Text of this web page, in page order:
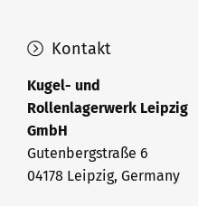
Kontakt
Kugel- und
Rollenlagerwerk Leipzig
GmbH
Gutenbergstraße 6
04178 Leipzig, Germany